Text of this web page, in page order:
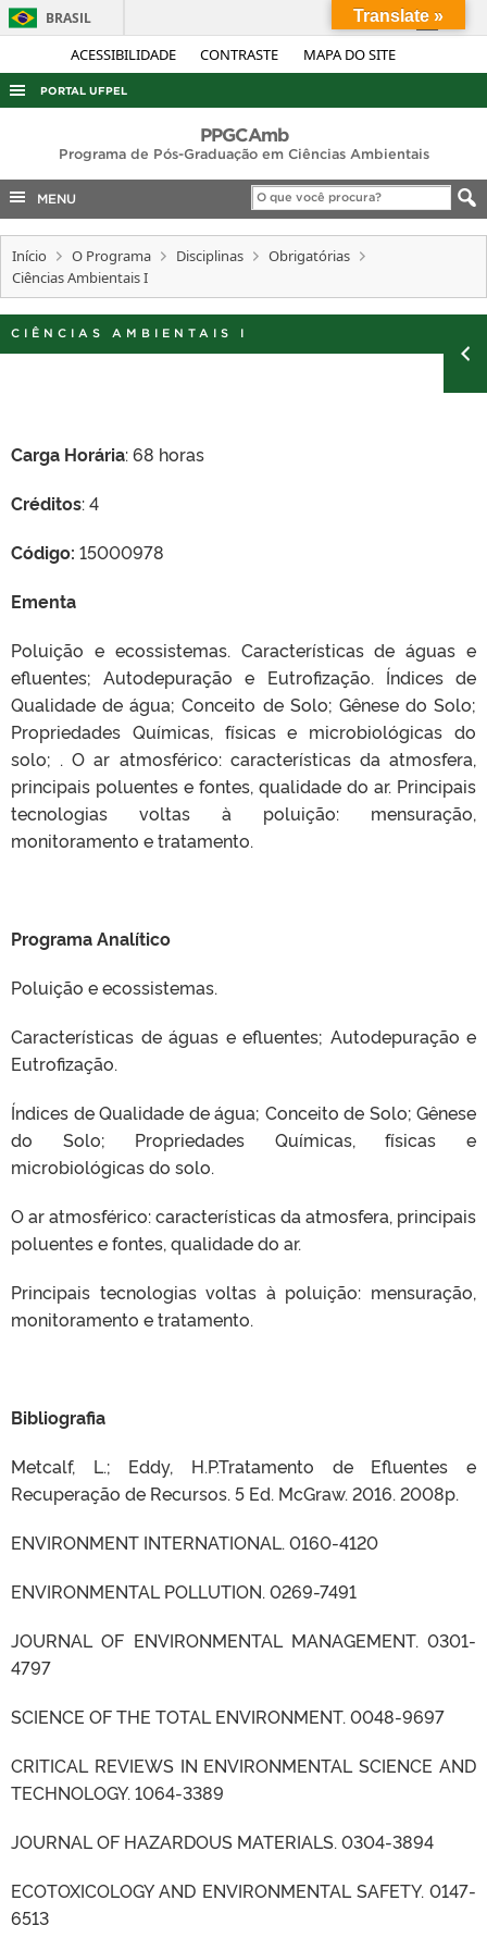
ACESSIBILIDADE CONTRASTE MAPA DO SITE
BRASIL
Simplifique!
Acesso à informação
Legislação
Canais
PORTAL UFPEL
AUDITORIA
COBALTO
CONCURSOS
EDITAIS
INTERNACIONAL
PPGCAmb
Programa de Pós-Graduação em Ciências Ambientais
MENU
Início O Programa Disciplinas
Obrigatórias
Ciências Ambientais I
CIÊNCIAS AMBIENTAIS I
Carga Horária: 68 horas
Créditos: 4
Código: 15000978
Ementa
Poluição e ecossistemas. Características de águas e
efluentes; Autodepuração e Eutrofização. Índices de
Qualidade de água; Conceito de Solo; Gênese do Solo;
Propriedades Químicas, físicas e microbiológicas do
solo; . O ar atmosférico: características da atmosfera,
principais poluentes e fontes, qualidade do ar. Principais
tecnologias voltas à poluição: mensuração,
monitoramento e tratamento.
Programa Analítico
Poluição e ecossistemas.
Características de águas e efluentes; Autodepuração e
Eutrofização.
Índices de Qualidade de água; Conceito de Solo; Gênese
do Solo; Propriedades Químicas, físicas e
microbiológicas do solo.
O ar atmosférico: características da atmosfera, principais
poluentes e fontes, qualidade do ar.
Principais tecnologias voltas à poluição: mensuração,
monitoramento e tratamento.
Bibliografia
Metcalf, L.; Eddy, H.P.Tratamento de Efluentes e
Recuperação de Recursos. 5 Ed. McGraw. 2016. 2008p.
ENVIRONMENT INTERNATIONAL. 0160-4120
ENVIRONMENTAL POLLUTION. 0269-7491
JOURNAL OF ENVIRONMENTAL MANAGEMENT. 0301-
4797
SCIENCE OF THE TOTAL ENVIRONMENT. 0048-9697
CRITICAL REVIEWS IN ENVIRONMENTAL SCIENCE AND
TECHNOLOGY. 1064-3389
JOURNAL OF HAZARDOUS MATERIALS. 0304-3894
ECOTOXICOLOGY AND ENVIRONMENTAL SAFETY. 0147-
6513
Translate »